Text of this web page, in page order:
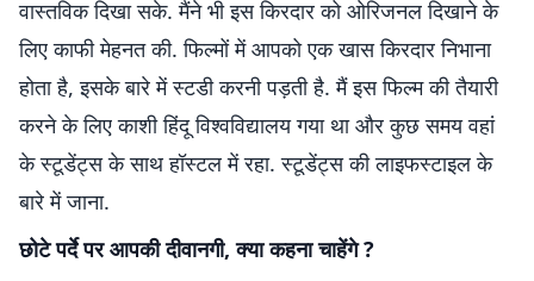
वास्‍तविक दिखा सके. मैंने भी इस किरदार को ओरिजनल दिखाने के
लिए काफी मेहनत की. फिल्‍मों में आपको एक खास किरदार निभाना
होता है, इसके बारे में स्‍टडी करनी पड़ती है. मैं इस फिल्‍म की तैयारी
करने के लिए काशी हिंदू विश्‍वविद्यालय गया था और कुछ समय वहां
के स्‍टूडेंट्स के साथ हॉस्‍टल में रहा. स्‍टूडेंट्स की लाइफस्‍टाइल के
बारे में जाना.
छोटे पर्दे पर आपकी दीवानगी, क्‍या कहना चाहेंगे ?